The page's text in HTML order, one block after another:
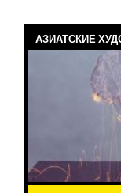
АЗИАТСКИЕ